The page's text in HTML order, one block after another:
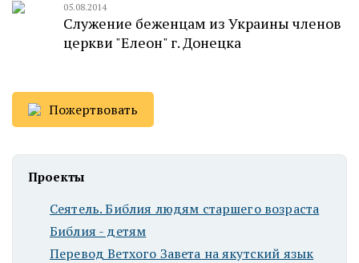
05.08.2014
Служение беженцам из Украины членов
церкви "Елеон" г. Донецка
Пожертвовать
Проекты
Сеятель. Библия людям старшего возраста
Библия - детям
Перевод Ветхого Завета на якутский язык